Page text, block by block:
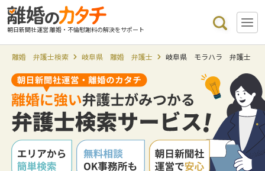
朝日新聞社運営 離婚・不倫慰謝料の解決をサポート
離婚 弁護士検索 岐阜県 離婚 弁護士 岐阜県 モラハラ 弁護士